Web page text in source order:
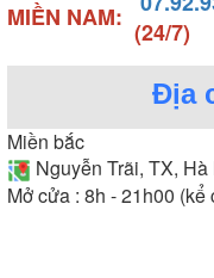
Bồn tắm Appollo
phòng
Bồn tắm góccó
1350x1370,
1800x1800mm.
cho diện tích phòng
MIỀN NAM: (24/7)
Địa
Miền bắc
Nguyễn Trãi, TX, Hà
Mở cửa : 8h - 21h00